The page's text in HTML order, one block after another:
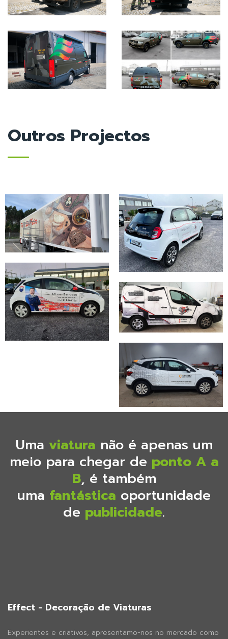
Outros Projectos
Uma viatura não é apenas um
meio para chegar de ponto A a
B, é também
uma fantástica oportunidade
de publicidade.
Effect - Decoração de Viaturas
Experientes e criativos, apresentamo-nos no mercado como